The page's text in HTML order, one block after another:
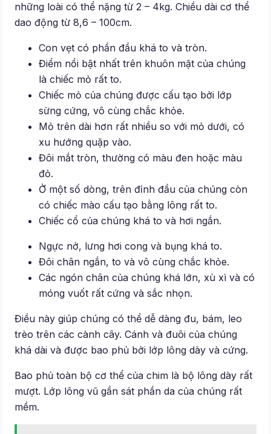
những loài có thể nặng từ 2 – 4kg. Chiều dài cơ thể
dao động từ 8,6 – 100cm.
Con vẹt có phần đầu khá to và tròn.
Điểm nổi bật nhất trên khuôn mặt của chúng
là chiếc mỏ rất to.
Chiếc mỏ của chúng được cấu tạo bởi lớp
sừng cứng, vô cùng chắc khỏe.
Mỏ trên dài hơn rất nhiều so với mỏ dưới, có
xu hướng quặp vào.
Đôi mắt tròn, thường có màu đen hoặc màu
đỏ.
Ở một số dòng, trên đỉnh đầu của chúng còn
có chiếc mào cấu tạo bằng lông rất to.
Chiếc cổ của chúng khá to và hơi ngắn.
Ngực nở, lưng hơi cong và bụng khá to.
Đôi chân ngắn, to và vô cùng chắc khỏe.
Các ngón chân của chúng khá lớn, xù xì và có
móng vuốt rất cứng và sắc nhọn.
Điều này giúp chúng có thể dễ dàng đu, bám, leo
trèo trên các cành cây. Cánh và đuôi của chúng
khá dài và được bao phủ bởi lớp lông dày và cứng.
Bao phủ toàn bộ cơ thể của chim là bộ lông dày rất
mượt. Lớp lông vũ gần sát phần da của chúng rất
mềm.